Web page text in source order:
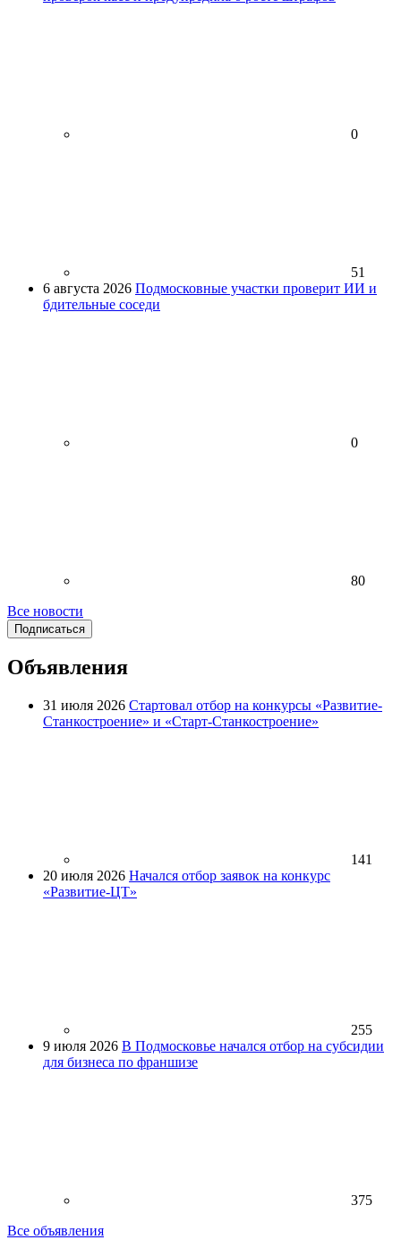
0
51
6 августа 2026 Подмосковные участки проверит ИИ и
бдительные соседи
0
80
Все новости
Подписаться
Объявления
31 июля 2026 Стартовал отбор на конкурсы «Развитие-
Станкостроение» и «Старт-Станкостроение»
141
20 июля 2026 Начался отбор заявок на конкурс
«Развитие-ЦТ»
255
9 июля 2026 В Подмосковье начался отбор на субсидии
для бизнеса по франшизе
375
Все объявления